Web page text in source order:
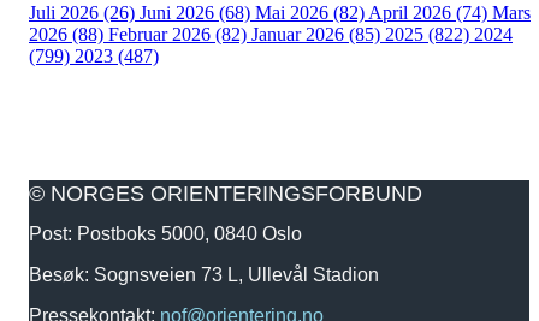
Juli 2026 (26) Juni 2026 (68) Mai 2026 (82) April 2026 (74) Mars
2026 (88) Februar 2026 (82) Januar 2026 (85) 2025 (822) 2024
(799) 2023 (487)
© NORGES ORIENTERINGSFORBUND
Post: Postboks 5000, 0840 Oslo
Besøk: Sognsveien 73 L, Ullevål Stadion
Pressekontakt: nof@orientering.no